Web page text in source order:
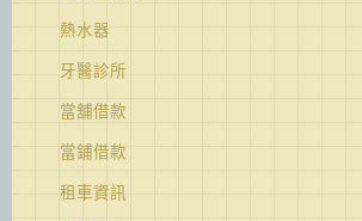
熱水器
牙醫診所
當舖借款
當鋪借款
租車資訊